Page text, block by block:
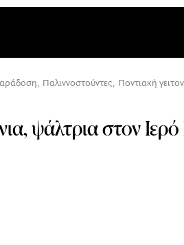
, Παλιννοστούντες, Ποντιακή
ψάλτρια στον